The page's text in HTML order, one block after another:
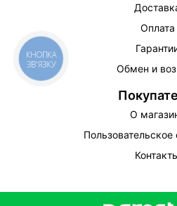
Оплата
Обмен и
О
Пользовательское
КНОПКА
ЗВ'ЯЗКУ